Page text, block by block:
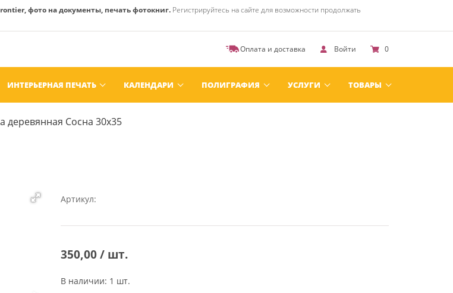
фото на документы, печать фотокниг. Регистрируйтесь на сайте для возможности продолжать
Оплата и доставка Войти 0
ИНТЕРЬЕРНАЯ ПЕЧАТЬ КАЛЕНДАРИ ПОЛИГРАФИЯ УСЛУГИ ТОВАРЫ
деревянная Сосна 30x35
Артикул:
350,00 / шт.
В наличии: 1 шт.